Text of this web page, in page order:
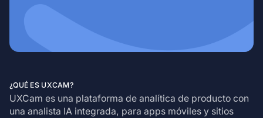
¿QUÉ ES UXCAM?
UXCam es una plataforma de analítica de producto con
una analista IA integrada, para apps móviles y sitios